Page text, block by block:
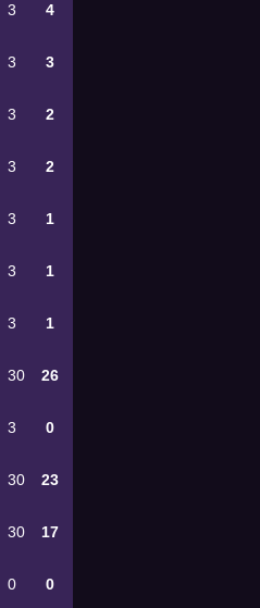
3 4
3 3
3 2
3 2
3 1
3 1
3 1
30 26
3 0
30 23
30 17
0 0